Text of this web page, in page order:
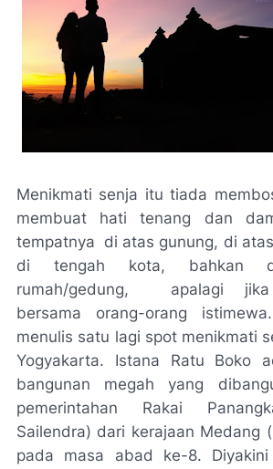
Menikmati senja itu tiada
membuat hati tenang dan
tempatnya di atas gunung, di
di tengah kota, bahkan
rumah/gedung, apalagi jika
bersama orang-orang
menulis satu lagi spot menikmati
Yogyakarta. Istana Ratu Boko
bangunan megah yang
pemerintahan Rakai
Sailendra) dari kerajaan Medang
pada masa abad ke-8.